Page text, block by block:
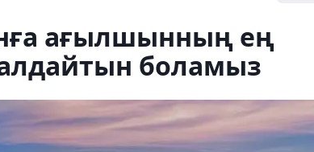
ағылшынның ең
боламыз